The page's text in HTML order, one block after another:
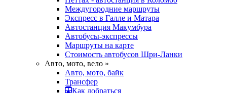
Междугородние маршруты
Экспресс в Галле и Матара
Автостанция Макумбура
Автобусы-экспрессы
Маршруты на карте
Стоимость автобусов Шри-Ланки
Авто, мото, вело »
Авто, мото, байк
Трансфер
Как добраться